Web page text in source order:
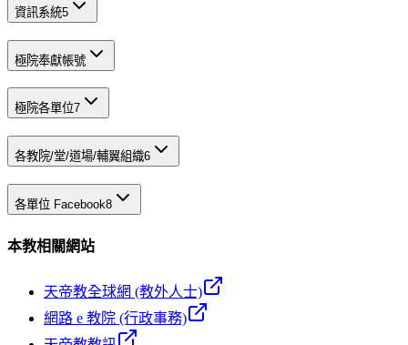
資訊系統5
極院奉獻帳號
極院各單位7
各教院/堂/道場/輔翼組織6
各單位 Facebook8
本教相關網站
天帝教全球網 (教外人士)
網路 e 教院 (行政事務)